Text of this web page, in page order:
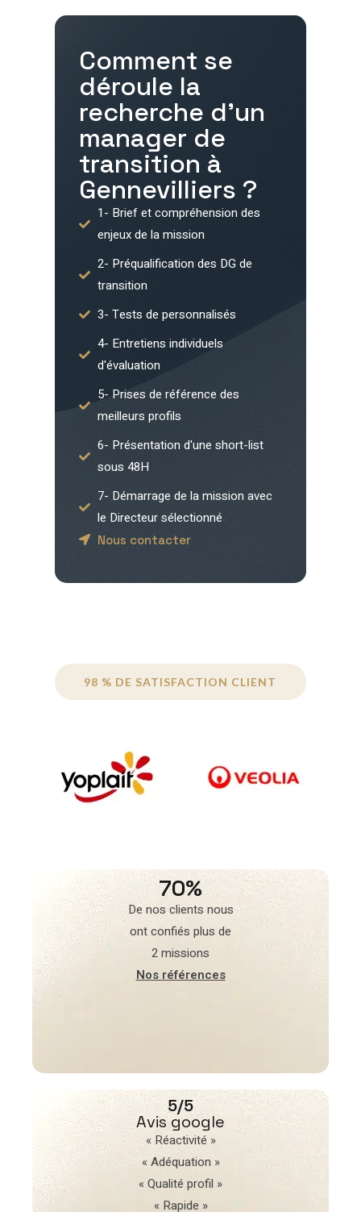
Comment se
déroule la
recherche d'un
manager de
transition à
Gennevilliers ?
1- Brief et compréhension des
enjeux de la mission
2- Préqualification des DG de
transition
3- Tests de personnalisés
4- Entretiens individuels
d'évaluation
5- Prises de référence des
meilleurs profils
6- Présentation d'une short-list
sous 48H
7- Démarrage de la mission avec
le Directeur sélectionné
Nous contacter
98 % DE SATISFACTION CLIENT
70%
De nos clients nous
ont confiés plus de
2 missions
Nos références
5/5
Avis google
« Réactivité »
« Adéquation »
« Qualité profil »
« Rapide »